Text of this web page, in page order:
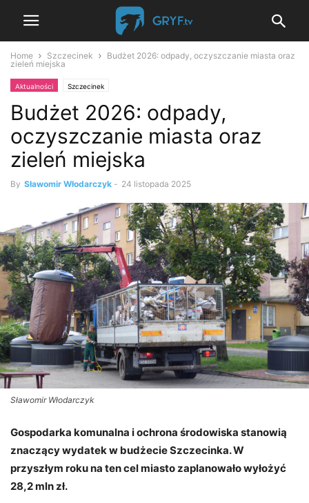
Home Szczecinek
Budżet 2026: odpady, oczyszczanie miasta oraz
zieleń miejska
Aktualności Szczecinek
Budżet 2026: odpady,
oczyszczanie miasta oraz
zieleń miejska
By Sławomir Włodarczyk - 24 listopada 2025
Sławomir Włodarczyk
Gospodarka komunalna i ochrona środowiska stanowią
znaczący wydatek w budżecie Szczecinka. W
przyszłym roku na ten cel miasto zaplanowało wyłożyć
28,2 mln zł.